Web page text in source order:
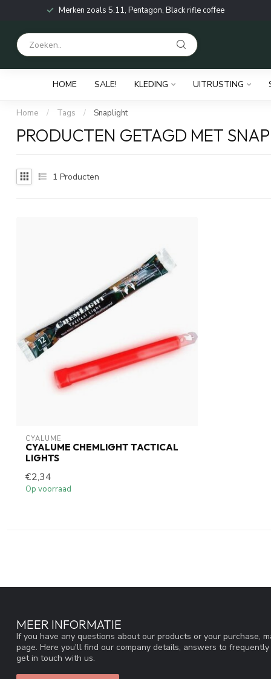
Merken zoals 5.11, Pentagon, Black rifle coffee
HOME SALE! KLEDING UITRUSTING
Home / Tags / Snaplight
PRODUCTEN GETAGD MET
1 Producten
CYALUME
CYALUME CHEMLIGHT TACTICAL
LIGHTS
€2,34
Op voorraad
MEER INFORMATIE
If you have any questions about our products or your purchase,
page. Here you'll find our company details, answers to
get in touch with us.